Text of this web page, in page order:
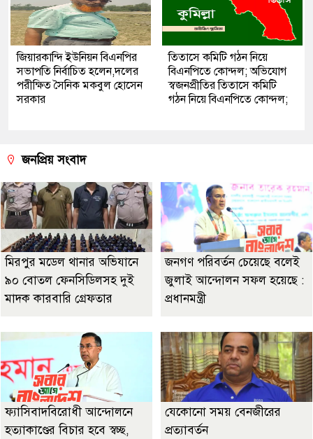
জিয়ারকান্দি ইউনিয়ন বিএনপির
সভাপতি নির্বাচিত হলেন,দলের
পরীক্ষিত সৈনিক মকবুল হোসেন
সরকার
তিতাসে কমিটি গঠন নিয়ে
বিএনপিতে কোন্দল; অভিযোগ
স্বজনপ্রীতির তিতাসে কমিটি
গঠন নিয়ে বিএনপিতে কোন্দল;
জনপ্রিয় সংবাদ
মিরপুর মডেল থানার অভিযানে
৯০ বোতল ফেনসিডিলসহ দুই
মাদক কারবারি গ্রেফতার
জনগণ পরিবর্তন চেয়েছে বলেই
জুলাই আন্দোলন সফল হয়েছে :
প্রধানমন্ত্রী
ফ্যাসিবাদবিরোধী আন্দোলনে
হত্যাকাণ্ডের বিচার হবে স্বচ্ছ,
যেকোনো সময় বেনজীরের
প্রত্যাবর্তন